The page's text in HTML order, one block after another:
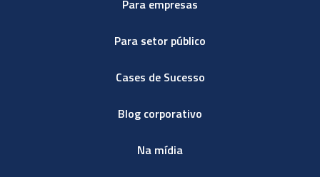
Para empresas
Para setor público
Cases de Sucesso
Blog corporativo
Na mídia